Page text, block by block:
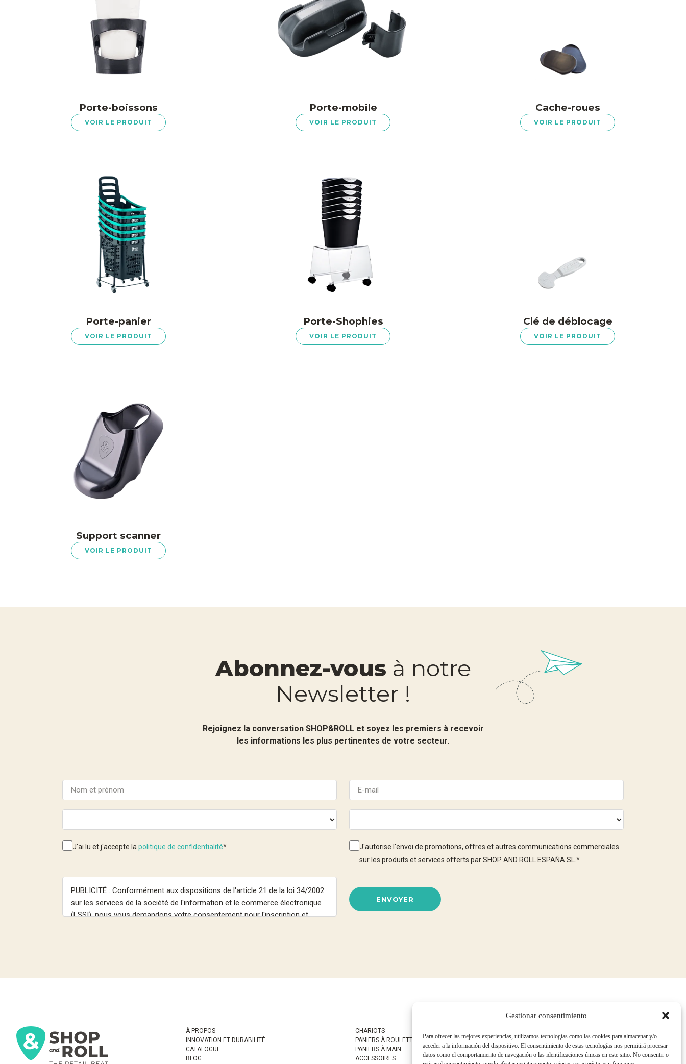
Gestionar consentimiento
Para ofrecer las mejores experiencias, utilizamos tecnologías como las cookies para almacenar y/o
acceder a la información del dispositivo. El consentimiento de estas tecnologías nos permitirá procesar
datos como el comportamiento de navegación o las identificaciones únicas en este sitio. No consentir o
Porte-boissons
VOIR LE PRODUIT
Porte-mobile
VOIR LE PRODUIT
Cache-roues
VOIR LE PRODUIT
Porte-panier
VOIR LE PRODUIT
Porte-Shophies
VOIR LE PRODUIT
Clé de déblocage
VOIR LE PRODUIT
Support scanner
VOIR LE PRODUIT
Abonnez-vous à notre
Newsletter !
Rejoignez la conversation SHOP&ROLL et soyez les premiers à recevoir
les informations les plus pertinentes de votre secteur.
J'ai lu et j'accepte lapolitique de confidentialité*
J'autorise l'envoi de promotions, offres et autres communications commerciales
sur les produits et services offerts par SHOP AND ROLL ESPAÑA SL.*
ENVOYER
À PROPOS
INNOVATION ET DURABILITÉ
CATALOGUE
BLOG
CHARIOTS
PANIERS À ROULETTES
PANIERS À MAIN
ACCESSOIRES
TRAVAILLER AVEC NOUS
DEVENIR AGENT/DISTRIBUTEUR
NUMÉROS UTILES